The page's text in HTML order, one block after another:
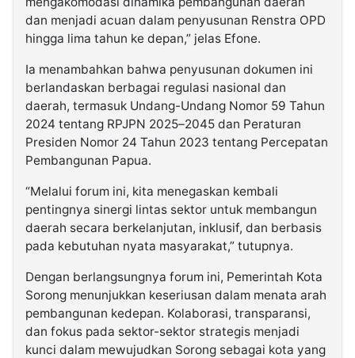
dan menjadi acuan dalam penyusunan Renstra OPD
hingga lima tahun ke depan,” jelas Efone.
Ia menambahkan bahwa penyusunan dokumen ini
berlandaskan berbagai regulasi nasional dan
daerah, termasuk Undang-Undang Nomor 59 Tahun
2024 tentang RPJPN 2025–2045 dan Peraturan
Presiden Nomor 24 Tahun 2023 tentang Percepatan
Pembangunan Papua.
“Melalui forum ini, kita menegaskan kembali
pentingnya sinergi lintas sektor untuk membangun
daerah secara berkelanjutan, inklusif, dan berbasis
pada kebutuhan nyata masyarakat,” tutupnya.
Dengan berlangsungnya forum ini, Pemerintah Kota
Sorong menunjukkan keseriusan dalam menata arah
pembangunan kedepan. Kolaborasi, transparansi,
dan fokus pada sektor-sektor strategis menjadi
kunci dalam mewujudkan Sorong sebagai kota yang